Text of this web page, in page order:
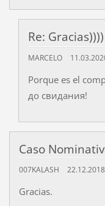
Re: Gracias))))
MARCELO
Porque es el
до свидания!
Caso
007KALASH 22.12.2018
Gracias.